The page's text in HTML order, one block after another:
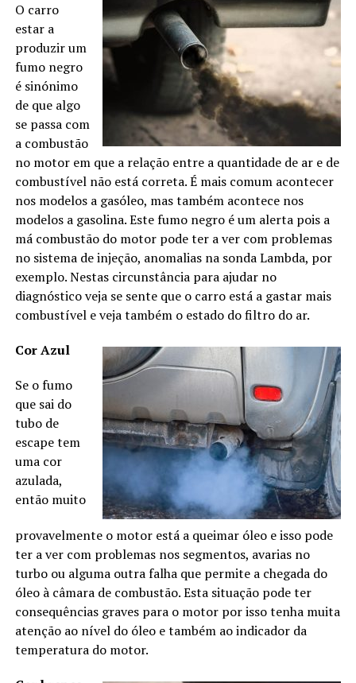
O carro
estar a
produzir um
fumo negro
é sinónimo
de que algo
se passa com
a combustão
no motor em que a relação entre a quantidade de ar e de
combustível não está correta. É mais comum acontecer
nos modelos a gasóleo, mas também acontece nos
modelos a gasolina. Este fumo negro é um alerta pois a
má combustão do motor pode ter a ver com problemas
no sistema de injeção, anomalias na sonda Lambda, por
exemplo. Nestas circunstância para ajudar no
diagnóstico veja se sente que o carro está a gastar mais
combustível e veja também o estado do filtro do ar.
Cor Azul
Se o fumo
que sai do
tubo de
escape tem
uma cor
azulada,
então muito
provavelmente o motor está a queimar óleo e isso pode
ter a ver com problemas nos segmentos, avarias no
turbo ou alguma outra falha que permite a chegada do
óleo à câmara de combustão. Esta situação pode ter
consequências graves para o motor por isso tenha muita
atenção ao nível do óleo e também ao indicador da
temperatura do motor.